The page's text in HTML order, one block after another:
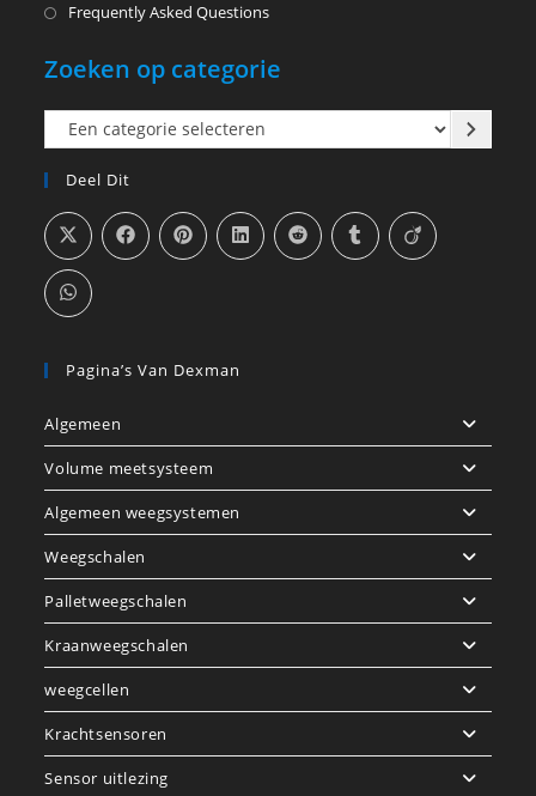
Frequently Asked Questions
Zoeken op categorie
Een
categorie
selecteren
Deel Dit
Pagina’s Van Dexman
Algemeen
Volume meetsysteem
Algemeen weegsystemen
Weegschalen
Palletweegschalen
Kraanweegschalen
weegcellen
Krachtsensoren
Sensor uitlezing